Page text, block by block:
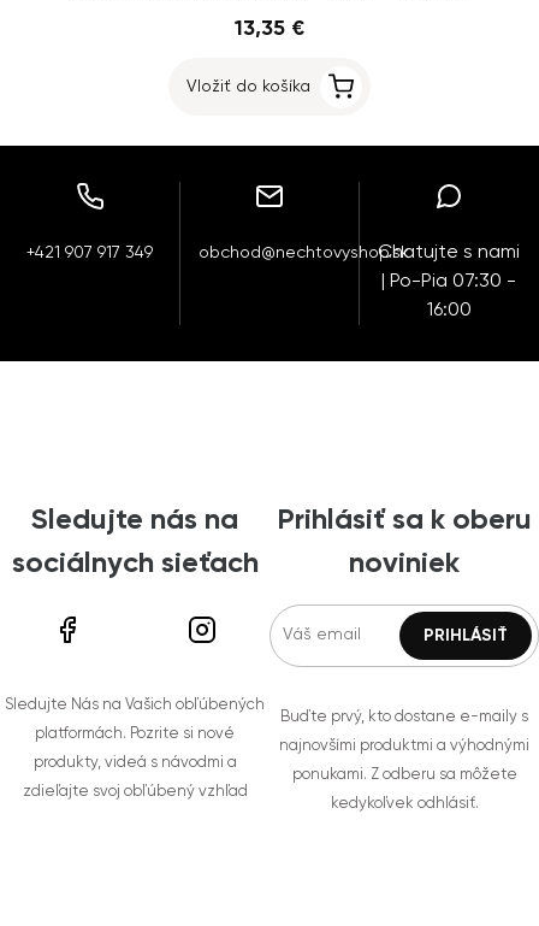
13,35 €
Vložiť do košíka
+421 907 917 349 obchod@nechtovyshop.skChatujte s nami
| Po-Pia 07:30 -
16:00
Sledujte nás na
sociálnych sieťach
Sledujte Nás na Vašich obľúbených
platformách. Pozrite si nové
produkty, videá s návodmi a
zdieľajte svoj obľúbený vzhľad
Prihlásiť sa k oberu
noviniek
Buďte prvý, kto dostane e-maily s
najnovšími produktmi a výhodnými
ponukami. Z odberu sa môžete
kedykoľvek odhlásiť.